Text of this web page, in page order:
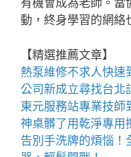
有機會成為老師。當
動，終身學習的網絡
【精選推薦文章】
熱泵維修不求人快速
公司新成立尋找台北
東元服務站專業技師
神桌髒了用乾淨專用
告別手洗牌的煩惱！